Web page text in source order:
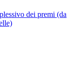
dei premi (da